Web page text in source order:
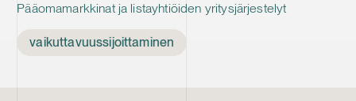
Pääomamarkkinat ja listayhtiöiden yritysjärjestelyt
vaikuttavuussijoittaminen